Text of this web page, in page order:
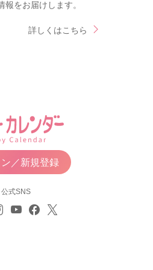
をお届けします。
詳しくはこちら
ン／新規登録
公式SNS